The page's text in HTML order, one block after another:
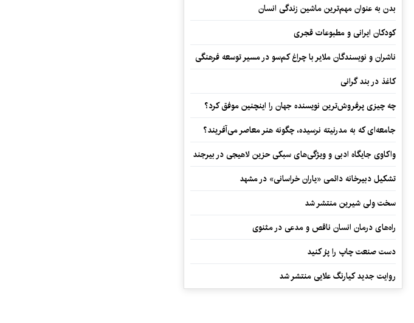
بدن به عنوان مهم‌ترین ماشین زندگی انسان
کودکان ایرانی و مطبوعات قجری
ناشران و نویسندگان ملایر با چراغ کم‌سو در مسیر توسعه فرهنگی
کاغذ در بند گرانی
چه چیزی پرفروش‌ترین نویسنده جهان را اینچنین موفق کرد؟
جامعه‌ای که به مدرنیته نرسیده، چگونه هنر معاصر می‌آفریند؟
واکاوی جایگاه ادبی و ویژگی‌های سبکی حزین لاهیجی در بیرجند
تشکیل دبیرخانه دائمی «یاران خراسانی» در مشهد
سخت ولی شیرین منتشر شد
راه‌های درمان انسان ناقص و مدعی در مثنوی
دست صنعت چاپ را پرُ کنید
روایت جدید کیارنگ علایی منتشر شد